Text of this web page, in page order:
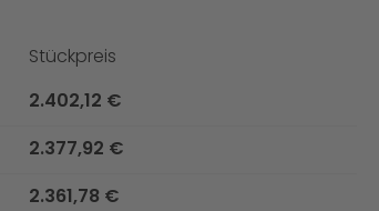
Stückpreis
2.402,12 €
2.377,92 €
2.361,78 €